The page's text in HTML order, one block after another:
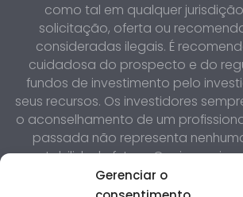
Gerenciar o
como tal em qualquer
solicitação, oferta ou
consideradas ilegais. É
cuidadosa do prospecto e do
fundos de investimento pelo
seus recursos. Os investidores
o aconselhamento de um
passada não representa
rentabilidade futura. Quaisquer
mercados financeiros e de capitais
riscos de perda do capital